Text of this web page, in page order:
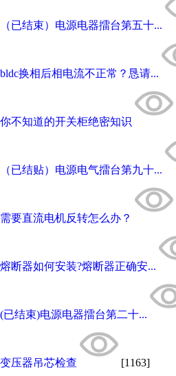
（已结束）电源电器擂台第五十...
bldc换相后相电流不正常？恳请...
你不知道的开关柜绝密知识
（已结贴）电源电气擂台第九十...
需要直流电机反转怎么办？
熔断器如何安装?熔断器正确安...
(已结束)电源电器擂台第二十...
变压器吊芯检查 [1163]